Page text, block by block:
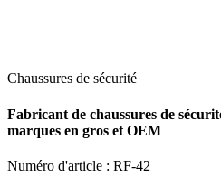
Chaussures de sécurité
Fabricant de chaussures de
marques en gros et OEM
Numéro d'article : RF-42